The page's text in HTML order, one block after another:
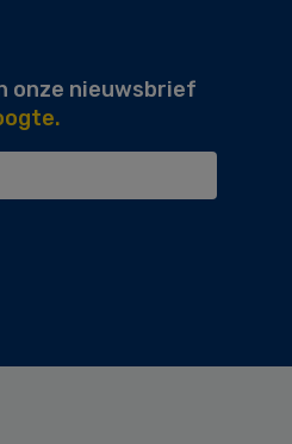
onze nieuwsbrief